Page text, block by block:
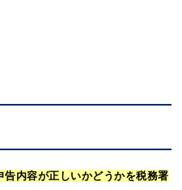
内容が正しいかどうかを税務署